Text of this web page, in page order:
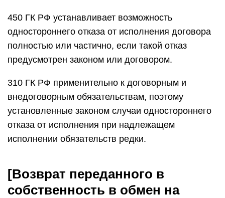
450 ГК РФ устанавливает возможность
одностороннего отказа от исполнения договора
полностью или частично, если такой отказ
предусмотрен законом или договором.
310 ГК РФ применительно к договорным и
внедоговорным обязательствам, поэтому
установленные законом случаи одностороннего
отказа от исполнения при надлежащем
исполнении обязательств редки.
[Возврат переданного в
собственность в обмен на